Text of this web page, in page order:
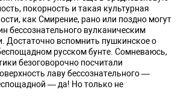
покорность и такая культурная
как Смирение, рано или поздно могут
бессознательного вулканическим
Достаточно вспомнить пушкинское о
русском бунте. Сомневаюсь,
безоговорочно посчитали
лаву бессознательного —
— да! Но только не